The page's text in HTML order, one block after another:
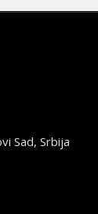
Sad, Srbija